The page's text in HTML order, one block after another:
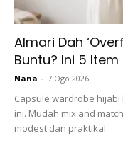
Almari Dah
Buntu? Ini 5
Nana - 7 Ogo 2026
Capsule wardrobe
ini. Mudah mix and
modest dan praktikal.